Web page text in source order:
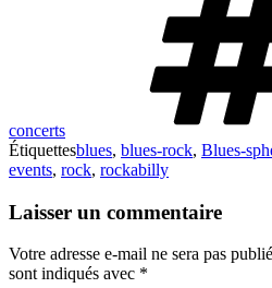
concerts
Étiquettesblues, blues-rock, Blues-
events, rock, rockabilly
Laisser un commentaire
Votre adresse e-mail ne sera pas
sont indiqués avec *